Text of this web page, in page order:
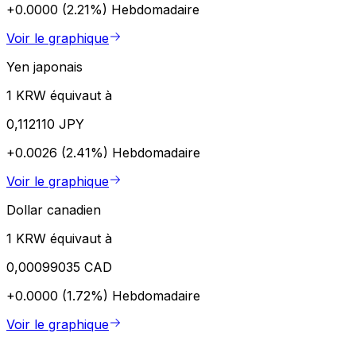
+0.0000 (2.21%) Hebdomadaire
Voir le graphique
Yen japonais
1 KRW équivaut à
0,112110 JPY
+0.0026 (2.41%) Hebdomadaire
Voir le graphique
Dollar canadien
1 KRW équivaut à
0,00099035 CAD
+0.0000 (1.72%) Hebdomadaire
Voir le graphique